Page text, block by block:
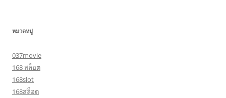
หมวดหมู่
037movie
168 สล็อต
168slot
168สล็อต